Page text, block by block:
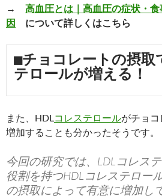
→ 高血圧とは｜高血圧の症状・
因 について詳しくはこちら
■チョコレートの摂取
テロールが増える！
また、HDLコレステロールがチョ
増加することも分かったそうです。
今回の研究では、LDLコレス
役割を持つHDLコレステロー
の摂取によって有意に増加し